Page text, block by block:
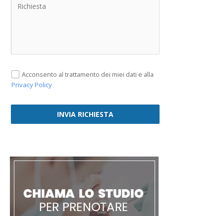
Acconsento al trattamento dei miei dati e alla
Privacy Policy
INVIA RICHIESTA